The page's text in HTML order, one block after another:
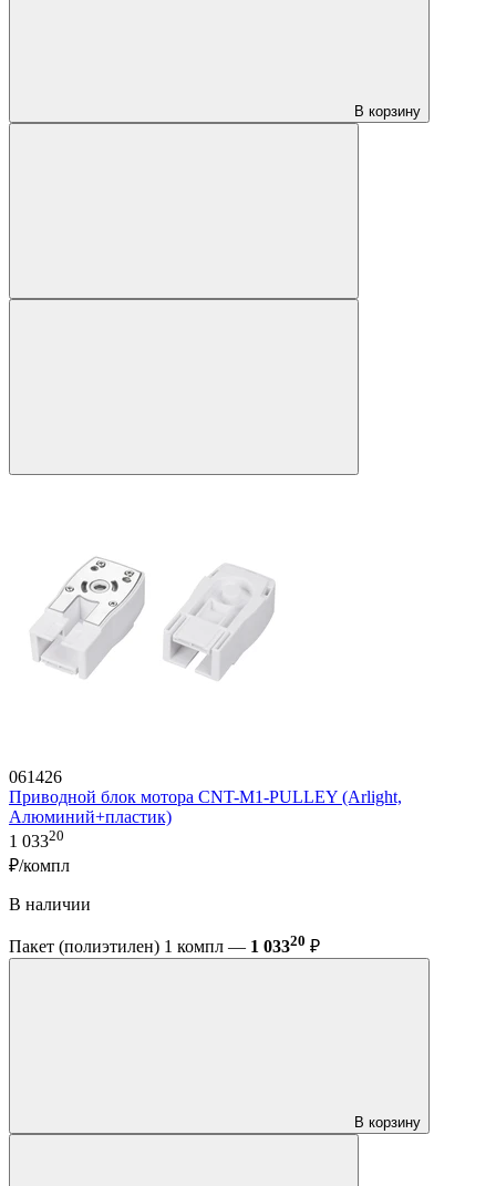
В корзину
061426
Приводной блок мотора CNT-M1-PULLEY (Arlight,
Алюминий+пластик)
1 03320
₽/компл
В наличии
Пакет (полиэтилен) 1 компл — 1 03320 ₽
В корзину